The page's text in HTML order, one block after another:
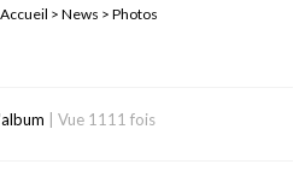
Accueil > News > Photos
Vue 1111 fois